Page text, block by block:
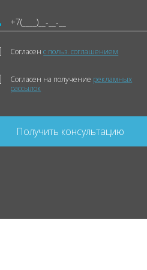
Согласенс польз. соглашением
Согласен на получение рекламных
рассылок
Получить консультацию